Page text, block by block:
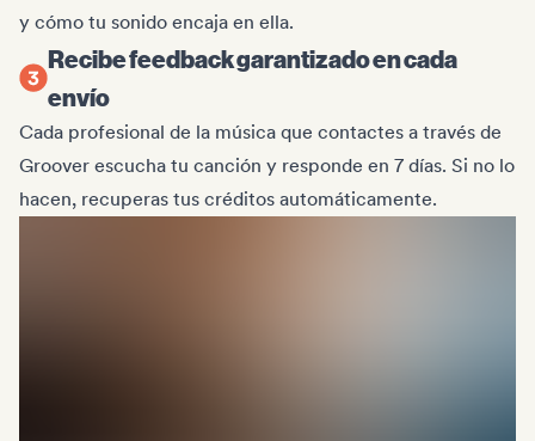
y cómo tu sonido encaja en ella.
Recibe feedback garantizado en cada
envío
Cada profesional de la música que contactes a través de
Groover escucha tu canción y responde en 7 días. Si no lo
hacen, recuperas tus créditos automáticamente.